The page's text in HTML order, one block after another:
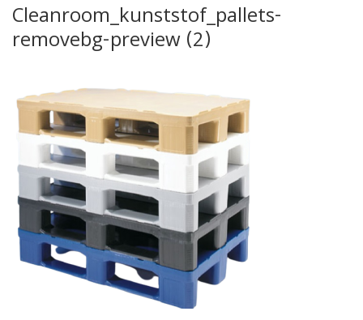
Cleanroom_kunststof_pallets-
removebg-preview (2)